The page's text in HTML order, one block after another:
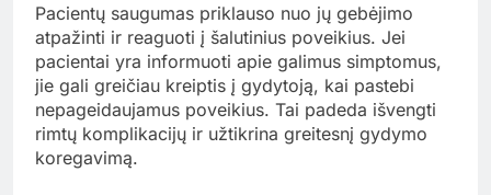
Pacientų saugumas priklauso nuo jų gebėjimo
atpažinti ir reaguoti į šalutinius poveikius. Jei
pacientai yra informuoti apie galimus simptomus,
jie gali greičiau kreiptis į gydytoją, kai pastebi
nepageidaujamus poveikius. Tai padeda išvengti
rimtų komplikacijų ir užtikrina greitesnį gydymo
koregavimą.